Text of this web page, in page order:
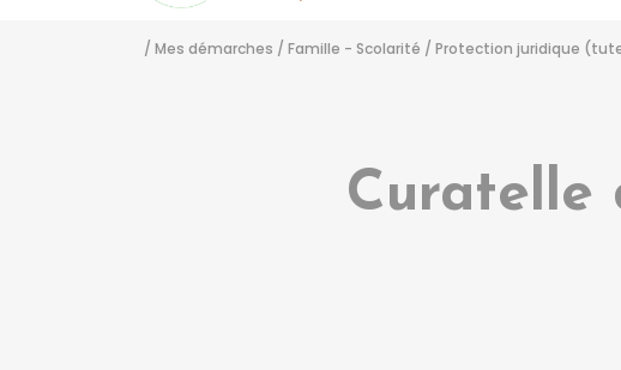
/ Mes démarches / Famille - Scolarité / Protection juridique
Curatelle